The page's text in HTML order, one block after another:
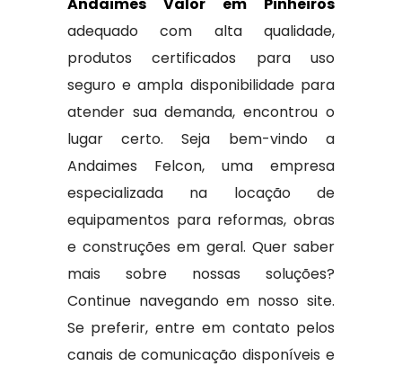
adequado com alta qualidade,
produtos certificados para uso
seguro e ampla disponibilidade para
atender sua demanda, encontrou o
lugar certo. Seja bem-vindo a
Andaimes Felcon, uma empresa
especializada na locação de
equipamentos para reformas, obras
e construções em geral. Quer saber
mais sobre nossas soluções?
Continue navegando em nosso site.
Se preferir, entre em contato pelos
canais de comunicação disponíveis e